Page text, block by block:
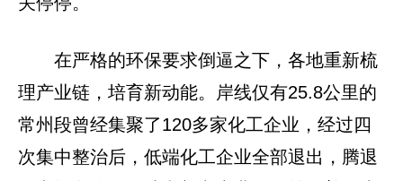
在严格的环保要求倒逼之下，各地重新梳
理产业链，培育新动能。岸线仅有25.8公里的
常州段曾经集聚了120多家化工企业，经过四
次集中整治后，低端化工企业全部退出，腾退